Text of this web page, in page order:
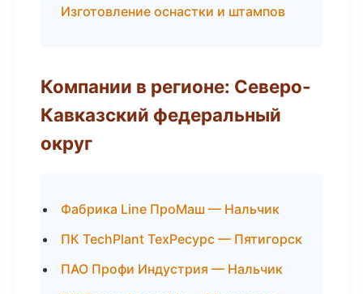
Изготовление оснастки и штампов
Компании в регионе: Северо-
Кавказский федеральный
округ
Фабрика Line ПроМаш — Нальчик
ПК TechPlant ТехРесурс — Пятигорск
ПАО Профи Индустрия — Нальчик